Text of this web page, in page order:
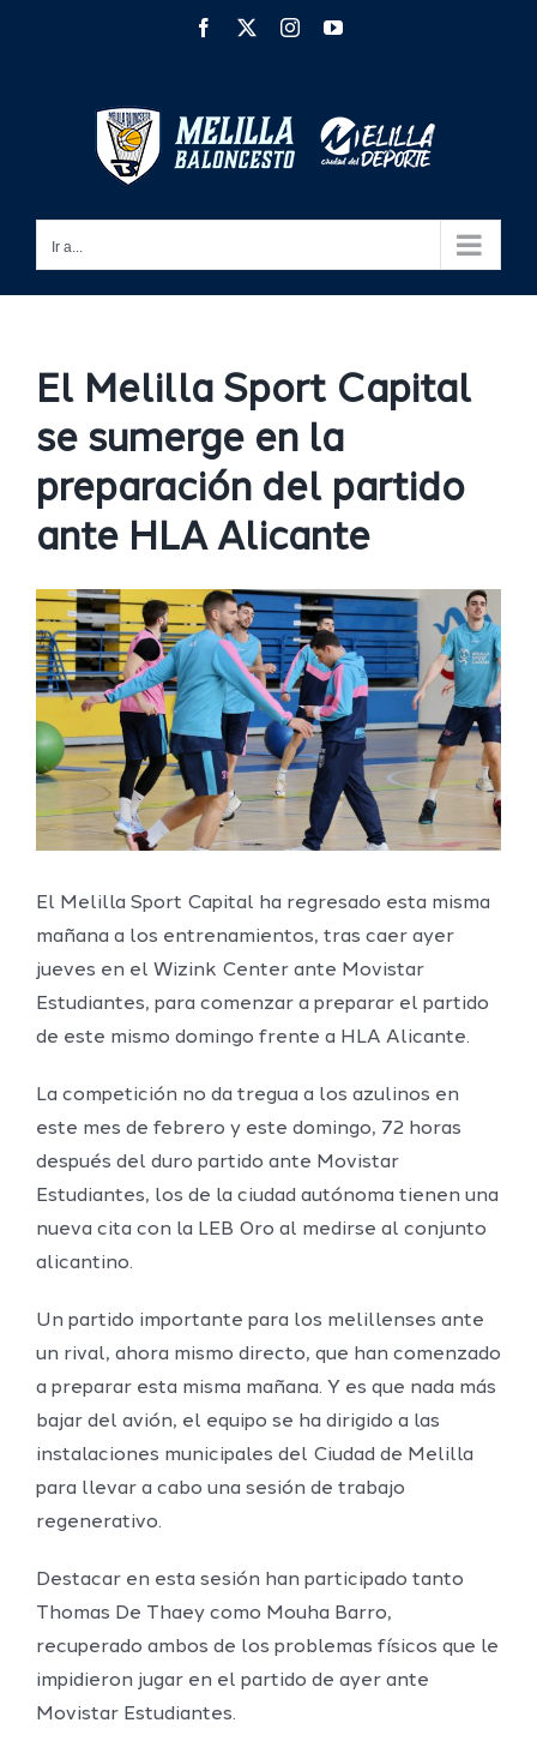
Facebook InstagramYouTube
Ir a...
El Melilla Sport Capital
se sumerge en la
preparación del partido
ante HLA Alicante
Ver
imagen
más
grande
El Melilla Sport Capital ha regresado esta misma
mañana a los entrenamientos, tras caer ayer
jueves en el Wizink Center ante Movistar
Estudiantes, para comenzar a preparar el partido
de este mismo domingo frente a HLA Alicante.
La competición no da tregua a los azulinos en
este mes de febrero y este domingo, 72 horas
después del duro partido ante Movistar
Estudiantes, los de la ciudad autónoma tienen una
nueva cita con la LEB Oro al medirse al conjunto
alicantino.
Un partido importante para los melillenses ante
un rival, ahora mismo directo, que han comenzado
a preparar esta misma mañana. Y es que nada más
bajar del avión, el equipo se ha dirigido a las
instalaciones municipales del Ciudad de Melilla
para llevar a cabo una sesión de trabajo
regenerativo.
Destacar en esta sesión han participado tanto
Thomas De Thaey como Mouha Barro,
recuperado ambos de los problemas físicos que le
impidieron jugar en el partido de ayer ante
Movistar Estudiantes.